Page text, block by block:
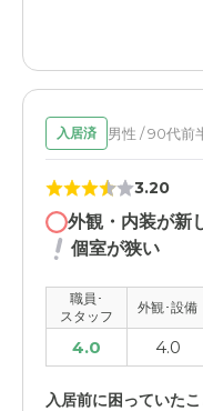
スタッフの方は丁寧
10分くらい軽く話す
間はありません。
入居済 男性 / 90代前
3.20
外観・内装が新
個室が狭い
職員･
スタッフ
外観･設備
4.0 4.0
入居前に困っていたこ